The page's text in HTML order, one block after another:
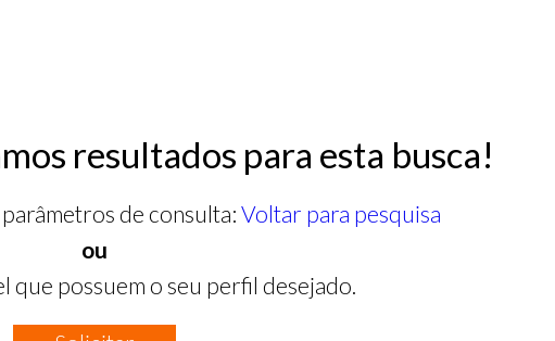
resultados para esta busca!
de consulta: Voltar para pesquisa
ou
que possuem o seu perfil desejado.